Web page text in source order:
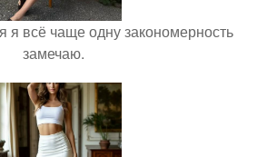
я всё чаще одну закономерность
замечаю.